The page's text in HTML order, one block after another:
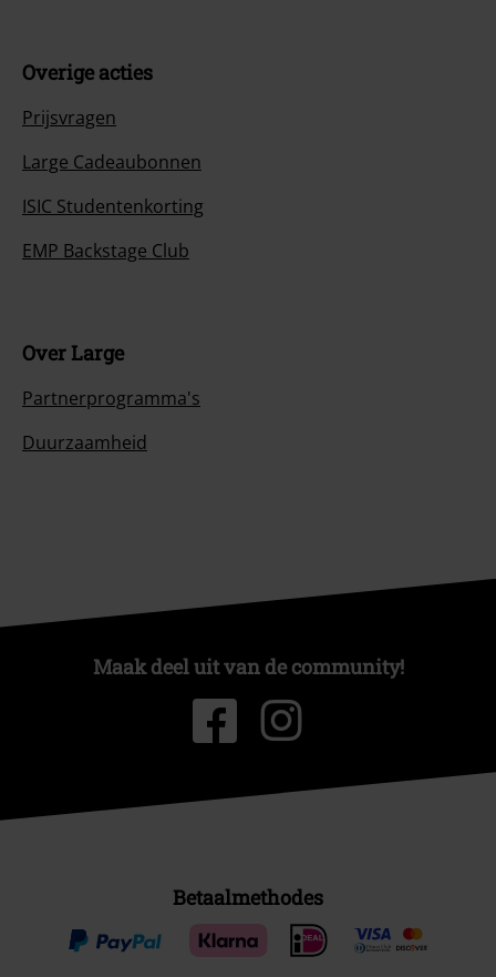
Overige acties
Prijsvragen
Large Cadeaubonnen
ISIC Studentenkorting
EMP Backstage Club
Over Large
Partnerprogramma's
Duurzaamheid
Maak deel uit van de community!
Betaalmethodes